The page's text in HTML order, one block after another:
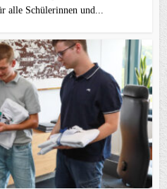
alle Schülerinnen und...